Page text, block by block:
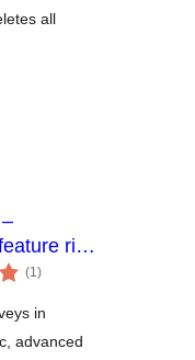
all
rich
surveys
(1전
체
점
)
in
advanced